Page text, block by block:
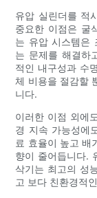
유압 실린더를 적
중요한 이점은 굴
는 유압 시스템은
는 문제를 해결하
적인 내구성과 수
체 비용을 절감할
니다.
이러한 이점 외에
경 지속 가능성에
료 효율이 높고 배
향이 줄어듭니다.
삭기는 최고의 성
고 보다 친환경적